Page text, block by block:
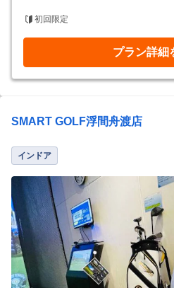
初回限定
プラン詳細
SMART GOLF浮間舟渡店
インドア